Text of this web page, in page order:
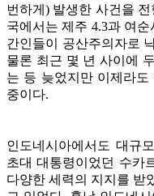
번하게) 발생한 사건을
국에서는 제주 4.3과 여
간인들이 공산주의자로
물론 최근 몇 년 사이에
는 등 늦었지만 이제라
중이다.
인도네시아에서도 대규
초대 대통령이었던 수카
다양한 세력의 지지를 받